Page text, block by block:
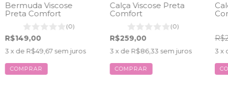
Bermuda Viscose
Preta Comfort
(0)
R$149,00
3 x de R$49,67sem juros
COMPRAR
Calça Viscose Preta
Comfort
(0)
R$259,00
3 x de R$86,33 sem juros
COMPRAR
3 x